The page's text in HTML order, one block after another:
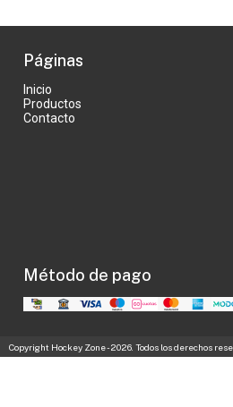
Páginas
Inicio
Productos
Contacto
Método de pago
Copyright Hockey Zone - 2026. Todos los derechos